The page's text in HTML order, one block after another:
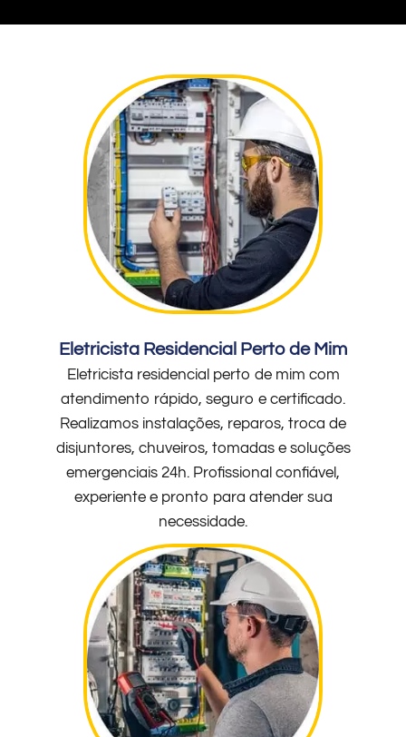
Eletricista Residencial Perto de Mim
Eletricista residencial perto de mim com
atendimento rápido, seguro e certificado.
Realizamos instalações, reparos, troca de
disjuntores, chuveiros, tomadas e soluções
emergenciais 24h. Profissional confiável,
experiente e pronto para atender sua
necessidade.